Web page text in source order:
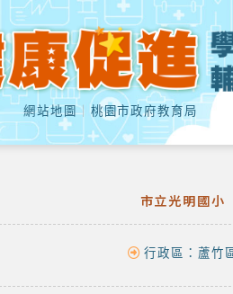
網站地圖｜ 桃園市政府教育局
市立光明國小
行政區： 蘆竹